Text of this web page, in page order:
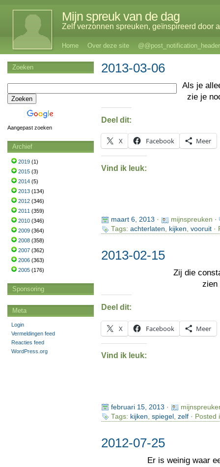
Mijn spreuk van de dag
Zelf verzonnen spreuken, geïnspireerd door
Home Over deze site @@post_notification_header
2013-03-06
Als je
zie je
Deel dit:
X Facebook Meer
Vind ik leuk:
maart 6, 2013 ·
mijnspreuken ·
Tags: achterlaten, kijken, vooruit·
2013-02-15
Zij die
Deel dit:
X Facebook Meer
Vind ik leuk:
februari 15, 2013 ·
Tags: kijken spiegel zelf· Posted
2012-07-25
Er is weinig waar
Zoeken
Aangepast zoeken
Archief
2019 (1)
2015 (3)
2014 (5)
2013 (134)
2012 (346)
2011 (359)
2010 (346)
2009 (364)
2008 (358)
2007 (362)
2006 (363)
2005 (176)
Sponsoring
Meta
Login
Vermeldingen feed
Reacties feed
WordPress.org